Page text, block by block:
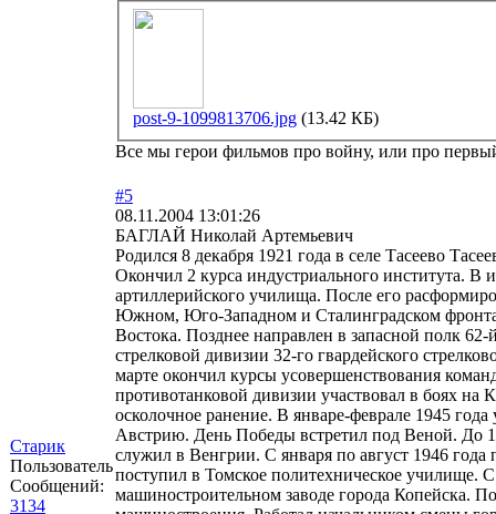
post-9-1099813706.jpg (13.42 КБ)
Все мы герои фильмов про войну, или про
Старик
Пользователь
Сообщений:
3134
#5
08.11.2004 13:01:26
БАГЛАЙ Николай Артемьевич
Родился 8 декабря 1921 года в селе Тасеево
Окончил 2 курса индустриального института.
артиллерийского училища. После его
Южном, Юго-Западном и Сталинградском
Востока. Позднее направлен в запасной полк
стрелковой дивизии 32-го гвардейского
марте окончил курсы усовершенствования
противотанковой дивизии участвовал в боях на
осколочное ранение. В январе-феврале 1945
Австрию. День Победы встретил под Веной. До
служил в Венгрии. С января по август 1946 года
поступил в Томское политехническое училище.
машиностроительном заводе города Копейска.